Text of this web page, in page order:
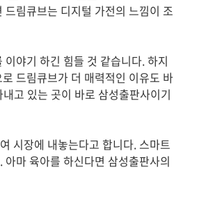
림큐브는 디지털 가전의 느낌이 조
야기 하긴 힘들 것 같습니다. 하지
드림큐브가 더 매력적인 이유도 바
고 있는 곳이 바로 삼성출판사이기
시장에 내놓는다고 합니다. 스마트
마 육아를 하신다면 삼성출판사의